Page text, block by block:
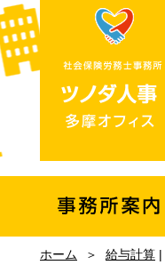
ホーム ＞ 給与計算 |